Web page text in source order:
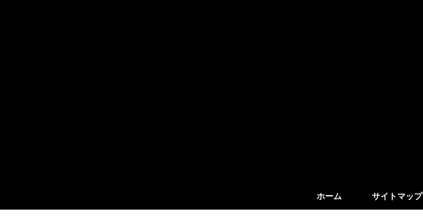
ホーム サイトマップ